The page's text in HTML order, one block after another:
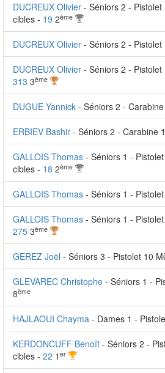
DUCREUX Olivier - Séniors 2 -
cibles - 19 2ème
DUCREUX Olivier - Séniors 2 - Pistolet
DUCREUX Olivier - Séniors 2 -
313 3ème
DUGUE Yannick - Séniors 2 -
ERBIEV Bashir - Séniors 2 - Carabine
GALLOIS Thomas - Séniors 1 -
cibles - 18 2ème
GALLOIS Thomas - Séniors 1 -
GALLOIS Thomas - Séniors 1 -
275 3ème
GEREZ Joël - Séniors 3 - Pistolet 10
GLEVAREC Christophe - Séniors 1 -
8ème
HAJLAOUI Chayma - Dames 1 -
KERDONCUFF Benoît - Séniors 2 -
cibles - 22 1 er